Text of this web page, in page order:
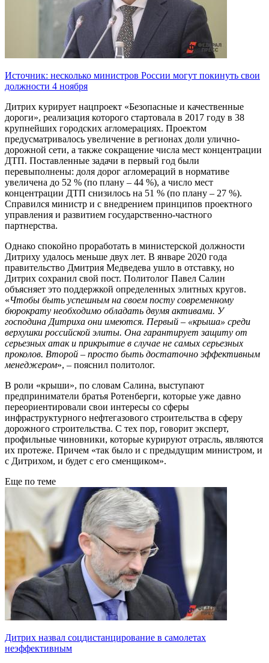
Источник: несколько министров России могут покинуть свои
должности 4 ноября
Дитрих курирует нацпроект «Безопасные и качественные
дороги», реализация которого стартовала в 2017 году в 38
крупнейших городских агломерациях. Проектом
предусматривалось увеличение в регионах доли улично-
дорожной сети, а также сокращение числа мест концентрации
ДТП. Поставленные задачи в первый год были
перевыполнены: доля дорог агломераций в нормативе
увеличена до 52 % (по плану – 44 %), а число мест
концентрации ДТП снизилось на 51 % (по плану – 27 %).
Справился министр и с внедрением принципов проектного
управления и развитием государственно-частного
партнерства.
Однако спокойно проработать в министерской должности
Дитриху удалось меньше двух лет. В январе 2020 года
правительство Дмитрия Медведева ушло в отставку, но
Дитрих сохранил свой пост. Политолог Павел Салин
объясняет это поддержкой определенных элитных кругов.
«Чтобы быть успешным на своем посту современному
бюрократу необходимо обладать двумя активами. У
господина Дитриха они имеются. Первый – «крыша» среди
верхушки российской элиты. Она гарантирует защиту от
серьезных атак и прикрытие в случае не самых серьезных
проколов. Второй – просто быть достаточно эффективным
менеджером», – пояснил политолог.
В роли «крыши», по словам Салина, выступают
предприниматели братья Ротенберги, которые уже давно
переориентировали свои интересы со сферы
инфраструктурного нефтегазового строительства в сферу
дорожного строительства. С тех пор, говорит эксперт,
профильные чиновники, которые курируют отрасль, являются
их протеже. Причем «так было и с предыдущим министром, и
с Дитрихом, и будет с его сменщиком».
Еще по теме
Дитрих назвал соцдистанцирование в самолетах
неэффективным